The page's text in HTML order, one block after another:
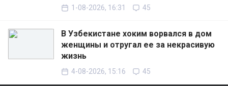
1-08-2026, 16:31 45
В Узбекистане хоким ворвался в дом
женщины и отругал ее за некрасивую
жизнь
4-08-2026, 15:16 45